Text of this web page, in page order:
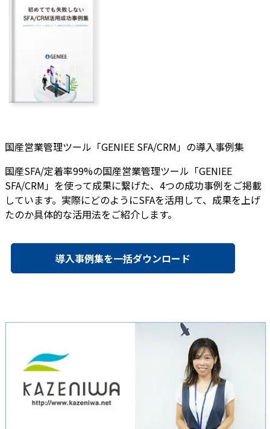
国産営業管理ツール「GENIEE SFA/CRM」の導入事例集
国産SFA/定着率99%の国産営業管理ツール「GENIEE
SFA/CRM」を使って成果に繋げた、4つの成功事例をご掲載
しています。実際にどのようにSFAを活用して、成果を上げ
たのか具体的な活用法をご紹介します。
導入事例集を一括ダウンロード